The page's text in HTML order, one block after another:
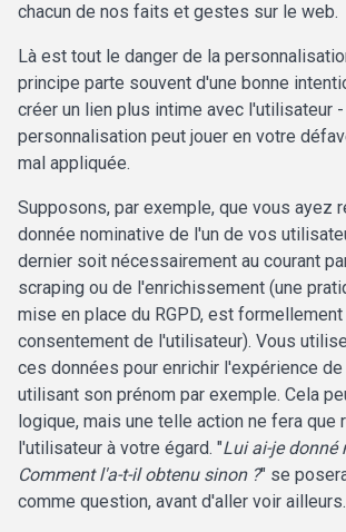
chacun de nos faits et gestes sur le web.
Là est tout le danger de la
principe parte souvent d'une bonne
créer un lien plus intime avec l'utilisateur
personnalisation peut jouer en votre
mal appliquée.
Supposons, par exemple, que vous ayez
donnée nominative de l'un de vos
dernier soit nécessairement au courant
scraping ou de l'enrichissement (une
mise en place du RGPD, est
consentement de l'utilisateur). Vous
ces données pour enrichir l'expérience de
utilisant son prénom par exemple. Cela
logique, mais une telle action ne fera que
l'utilisateur à votre égard. "Lui ai-je donné
Comment l'a-t-il obtenu sinon ?" se
comme question, avant d'aller voir ailleurs.